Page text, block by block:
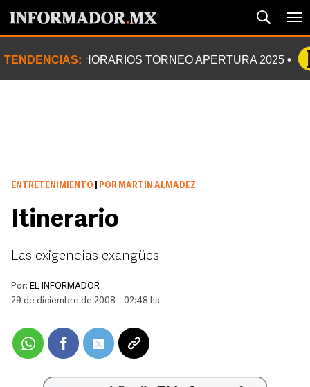
TENDENCIAS: HORARIOS TORNEO APERTURA 2025
ENTRETENIMIENTO POR MARTÍN ALMÁDEZ
Itinerario
Las exigencias exangües
Por: EL INFORMADOR
29 de diciembre de 2008 - 02:48 hs